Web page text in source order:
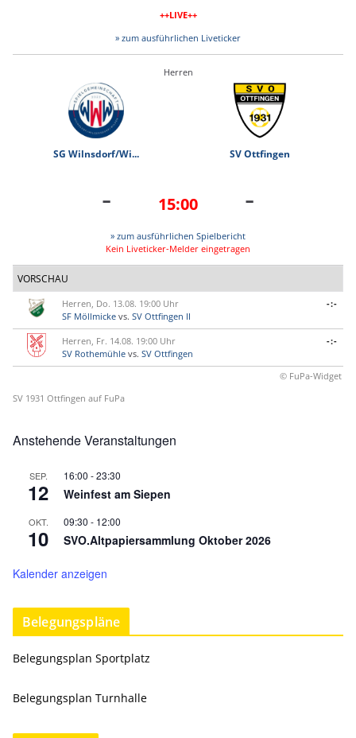
++LIVE++
» zum ausführlichen Liveticker
Herren
SG Wilnsdorf/Wi... SV Ottfingen
- 15:00 -
» zum ausführlichen Spielbericht
Kein Liveticker-Melder eingetragen
VORSCHAU
Herren, Do. 13.08. 19:00 Uhr
SF Möllmicke vs. SV Ottfingen II
-:-
Herren, Fr. 14.08. 19:00 Uhr
SV Rothemühle vs. SV Ottfingen
-:-
© FuPa-Widget
SV 1931 Ottfingen auf FuPa
Anstehende Veranstaltungen
SEP.
12
16:00 -23:30
Weinfest am Siepen
OKT.
10
09:30 - 12:00
SVO.Altpapiersammlung Oktober 2026
Kalender anzeigen
Belegungspläne
Belegungsplan Sportplatz
Belegungsplan Turnhalle